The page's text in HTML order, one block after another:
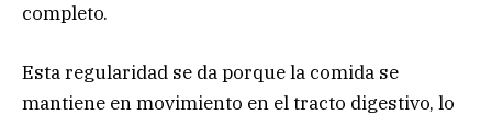
completo.
Esta regularidad se da porque la comida se
mantiene en movimiento en el tracto digestivo, lo